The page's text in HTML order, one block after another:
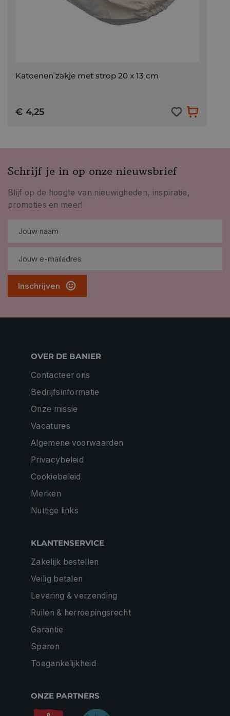
Katoenen zakje met strop 20 x 13 cm
€ 4,25
Schrijf je in op onze nieuwsbrief
Blijf op de hoogte van nieuwigheden, inspiratie,
promoties en meer!
Inschrijven
OVER DE BANIER
Contacteer ons
Bedrijfsinformatie
Onze missie
Vacatures
Algemene voorwaarden
Privacybeleid
Cookiebeleid
Merken
Nuttige links
KLANTENSERVICE
Zakelijk bestellen
Veilig betalen
Levering & verzending
Ruilen & herroepingsrecht
Garantie
Sparen
Toegankelijkheid
ONZE PARTNERS